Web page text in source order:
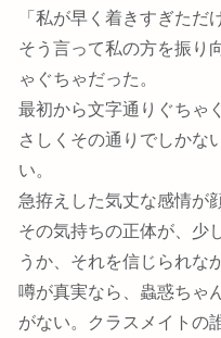
「私が早く着きすぎただ
そう言って私の方を振り
ゃぐちゃだった。
最初から文字通りぐちゃ
さしくその通りでしかな
い。
急拵えした気丈な感情が
その気持ちの正体が、少
うか、それを信じられな
噂が真実なら、蟲惑ちゃ
がない。クラスメイトの